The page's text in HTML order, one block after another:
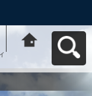
ー ざまっとへ